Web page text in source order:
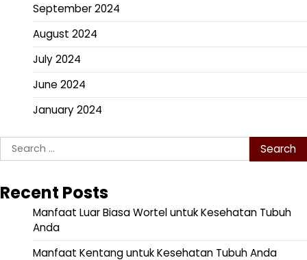
September 2024
August 2024
July 2024
June 2024
January 2024
Search
for:
Recent Posts
Manfaat Luar Biasa Wortel untuk Kesehatan Tubuh
Anda
Manfaat Kentang untuk Kesehatan Tubuh Anda